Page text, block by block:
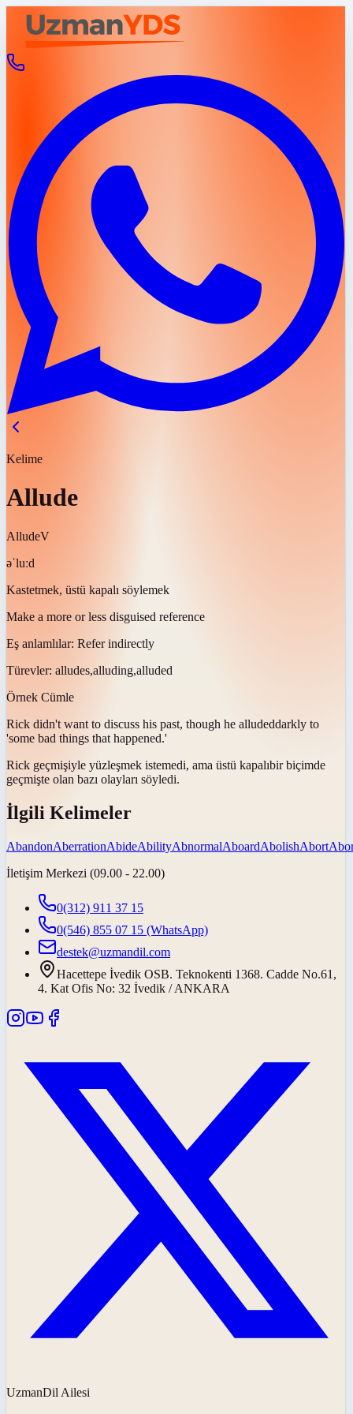
Kelime
Allude
AlludeV
əˈluːd
Kastetmek, üstü kapalı söylemek
Make a more or less disguised reference
Eş anlamlılar: Refer indirectly
Türevler: alludes,alluding,alluded
Örnek Cümle
Rick didn't want to discuss his past, though he alludeddarkly to
'some bad things that happened.'
Rick geçmişiyle yüzleşmek istemedi, ama üstü kapalıbir biçimde
geçmişte olan bazı olayları söyledi.
İlgili Kelimeler
AbandonAberrationAbideAbilityAbnormalAboardAbolishAbort
İletişim Merkezi (09.00 - 22.00)
0(312) 911 37 15
0(546) 855 07 15 (WhatsApp)
destek@uzmandil.com
Hacettepe İvedik OSB. Teknokenti 1368. Cadde No.61,
4. Kat Ofis No: 32 İvedik / ANKARA
UzmanDil Ailesi